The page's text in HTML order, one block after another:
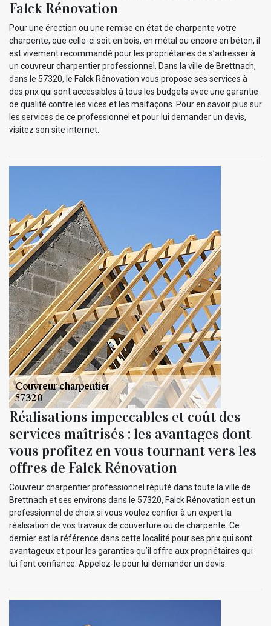
Falck Rénovation
Pour une érection ou une remise en état de charpente votre
charpente, que celle-ci soit en bois, en métal ou encore en béton, il
est vivement recommandé pour les propriétaires de s’adresser à
un couvreur charpentier professionnel. Dans la ville de Brettnach,
dans le 57320, le Falck Rénovation vous propose ses services à
des prix qui sont accessibles à tous les budgets avec une garantie
de qualité contre les vices et les malfaçons. Pour en savoir plus sur
les services de ce professionnel et pour lui demander un devis,
visitez son site internet.
Réalisations impeccables et coût des
services maîtrisés : les avantages dont
vous profitez en vous tournant vers les
offres de Falck Rénovation
Couvreur charpentier professionnel réputé dans toute la ville de
Brettnach et ses environs dans le 57320, Falck Rénovation est un
professionnel de choix si vous voulez confier à un expert la
réalisation de vos travaux de couverture ou de charpente. Ce
dernier est la référence dans cette localité pour ses prix qui sont
avantageux et pour les garanties qu’il offre aux propriétaires qui
lui font confiance. Appelez-le pour lui demander un devis.